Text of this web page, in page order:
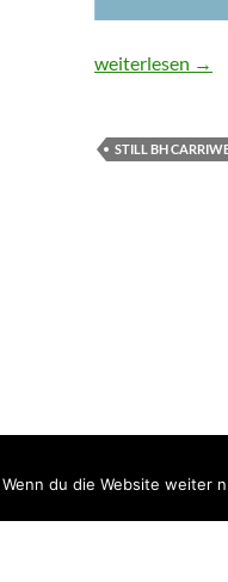
Unser neuer
weiterlesen →
STILL BH
du die Website weiter